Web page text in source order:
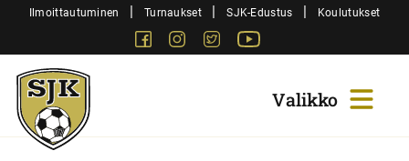
SiirryIlmoittautuminen | Turnaukset | SJK-Edustus | Koulutukset
FacebookInstagram
Twitter
Sjk-
Juniorit